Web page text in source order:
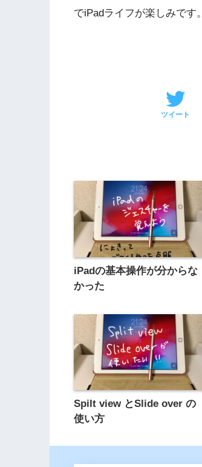
でiPadライフが楽しみです。
ツイート
iPadの基本操作が分からな
かった
Spilt view とSlide over の
使い方